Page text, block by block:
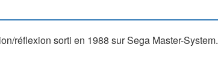
réflexion sorti en 1988 sur Sega Master-System.